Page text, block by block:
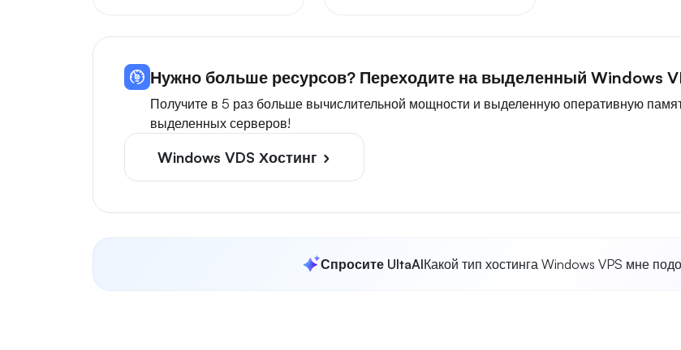
Нужно больше ресурсов? Переходите на выделенный Windows
Получите в 5 раз больше вычислительной мощности и выделенную оперативную
выделенных серверов!
Windows VDS Хостинг
Спросите UltaAIКакой тип хостинга Windows VPS мне